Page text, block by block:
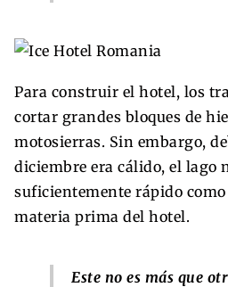
Para construir el hotel, los
cortar grandes bloques de
motosierras. Sin embargo,
diciembre era cálido, el lago
suficientemente rápido
materia prima del hotel.
Este no es más que